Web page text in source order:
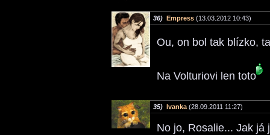
36) Empress (13.03.2012 10:43)
Ou, on bol tak blízko,
Na Volturiovi len toto
35) Ivanka (28.09.2011 11:27)
No jo, Rosalie... Jak já